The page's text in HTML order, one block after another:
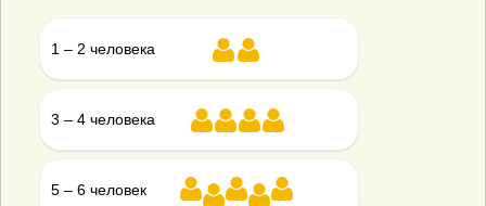
Септик Евролос Про 3
В наличии
1 – 2 человека
3 – 4 человека
5 – 6 человек